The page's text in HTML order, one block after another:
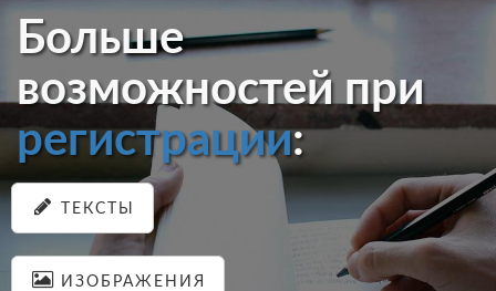
Больше
возможностей при
регистрации:
ТЕКСТЫ
ИЗОБРАЖЕНИЯ